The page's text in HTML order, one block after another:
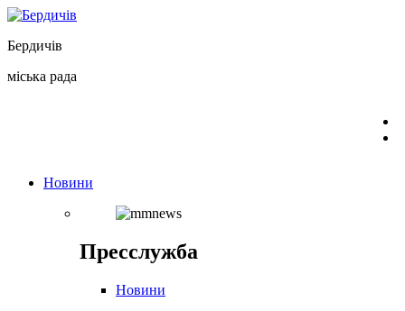
Перейти
вмісту
Бердичів
міська рада
Новини
Пресслужба
Новини